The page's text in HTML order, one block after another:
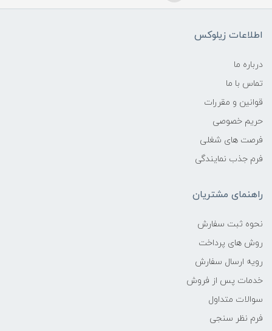
اطلاعات زیلوکس
درباره ما
تماس با ما
قوانین و مقررات
حریم خصوصی
فرصت های شغلی
فرم جذب نمایندگی
راهنمای مشتریان
نحوه ثبت سفارش
روش های پرداخت
رویه ارسال سفارش
خدمات پس از فروش
سوالات متداول
فرم نظر سنجی